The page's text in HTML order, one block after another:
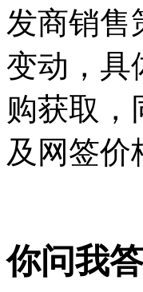
发商销售
变动，具
购获取，
及网签价
你问我答